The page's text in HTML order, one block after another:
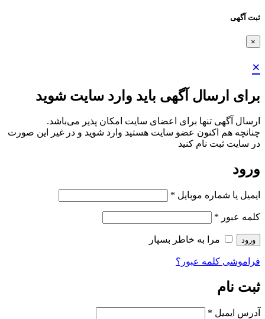
ثبت آگهی
×
×
برای ارسال آگهی باید وارد سایت شوید
ارسال آگهی تنها برای اعضای سایت امکان پذیر می‌باشد.
چنانچه هم‌ اکنون عضو سایت هستید وارد شوید و در غیر این صورت
در سایت ثبت نام کنید
ورود
ایمیل یا شماره موبایل *
کلمه عبور *
ورود مرا به خاطر بسپار
فراموشی کلمه عبور؟
ثبت نام
آدرس ایمیل *